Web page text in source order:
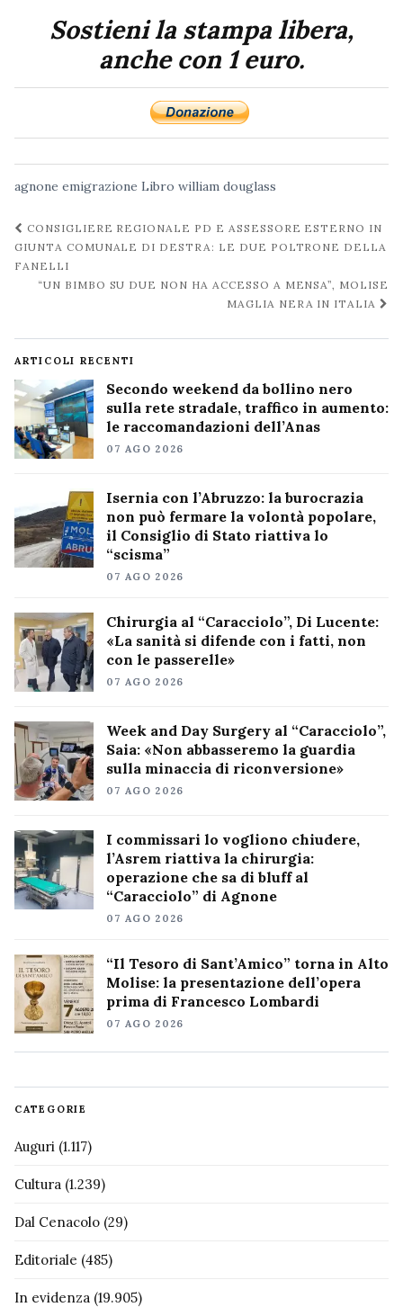
Sostieni la stampa libera,
anche con 1 euro.
agnone emigrazione Libro william douglass
Navigazione
post
CONSIGLIERE REGIONALE PD E ASSESSORE ESTERNO IN
GIUNTA COMUNALE DI DESTRA: LE DUE POLTRONE DELLA
FANELLI
“UN BIMBO SU DUE NON HA ACCESSO A MENSA”, MOLISE
MAGLIA NERA IN ITALIA
ARTICOLI RECENTI
Secondo weekend da bollino nero
sulla rete stradale, traffico in aumento:
le raccomandazioni dell’Anas
07 AGO 2026
Isernia con l’Abruzzo: la burocrazia
non può fermare la volontà popolare,
il Consiglio di Stato riattiva lo
“scisma”
07 AGO 2026
Chirurgia al “Caracciolo”, Di Lucente:
«La sanità si difende con i fatti, non
con le passerelle»
07 AGO 2026
Week and Day Surgery al “Caracciolo”,
Saia: «Non abbasseremo la guardia
sulla minaccia di riconversione»
07 AGO 2026
I commissari lo vogliono chiudere,
l’Asrem riattiva la chirurgia:
operazione che sa di bluff al
“Caracciolo” di Agnone
07 AGO 2026
“Il Tesoro di Sant’Amico” torna in Alto
Molise: la presentazione dell’opera
prima di Francesco Lombardi
07 AGO 2026
CATEGORIE
Auguri (1.117)
Cultura (1.239)
Dal Cenacolo (29)
Editoriale (485)
In evidenza (19.905)